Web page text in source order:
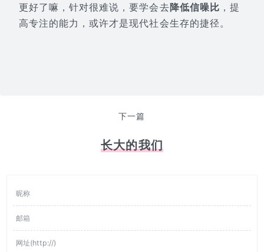
更好了嘛，针对很难说，要学会去降低信噪比 ，提
高专注的能力，或许才是现代社会生存的捷径。
下一篇
长大的我们